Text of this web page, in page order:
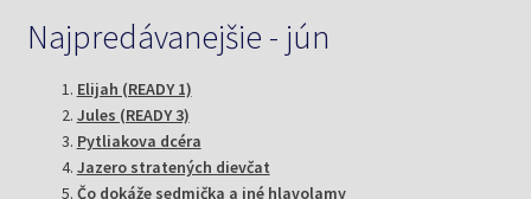
Najpredávanejšie - jún
Elijah (READY 1)
Jules (READY 3)
Pytliakova dcéra
Jazero stratených dievčat
Čo dokáže sedmička a iné hlavolamy